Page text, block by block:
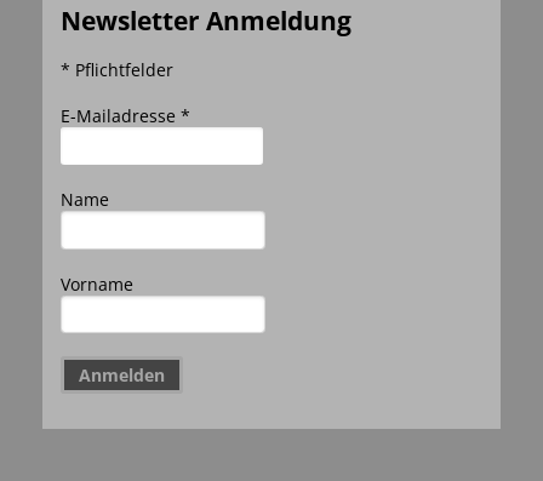
Newsletter Anmeldung
* Pflichtfelder
E-Mailadresse *
Name
Vorname